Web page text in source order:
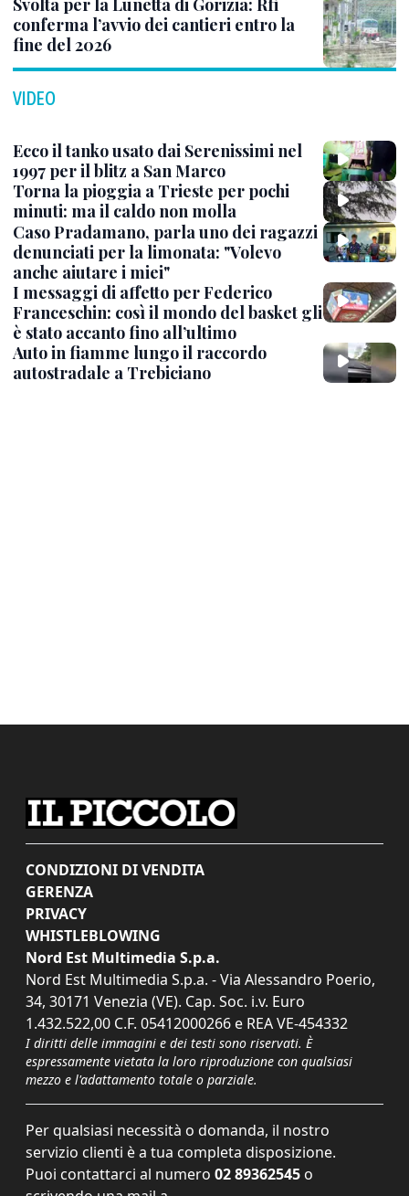
Svolta per la Lunetta di Gorizia: Rfi
conferma l’avvio dei cantieri entro la
fine del 2026
VIDEO
Ecco il tanko usato dai Serenissimi nel
1997 per il blitz a San Marco
Torna la pioggia a Trieste per pochi
minuti: ma il caldo non molla
Caso Pradamano, parla uno dei ragazzi
denunciati per la limonata: "Volevo
anche aiutare i miei"
I messaggi di affetto per Federico
Franceschin: così il mondo del basket gli
è stato accanto fino all’ultimo
Auto in fiamme lungo il raccordo
autostradale a Trebiciano
CONDIZIONI DI VENDITA
GERENZA
PRIVACY
WHISTLEBLOWING
Nord Est Multimedia S.p.a.
Nord Est Multimedia S.p.a. - Via Alessandro Poerio,
34, 30171 Venezia (VE). Cap. Soc. i.v. Euro
1.432.522,00 C.F. 05412000266 e REA VE-454332
I diritti delle immagini e dei testi sono riservati. È
espressamente vietata la loro riproduzione con qualsiasi
mezzo e l'adattamento totale o parziale.
Per qualsiasi necessità o domanda, il nostro
servizio clienti è a tua completa disposizione.
Puoi contattarci al numero 02 89362545 o